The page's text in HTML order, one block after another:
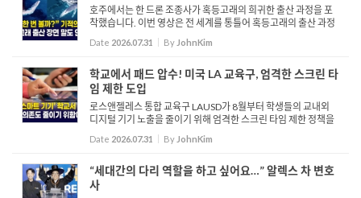
호주에서는 한 드론 조종사가 혹등고래의 희귀한 출산 과정을 포
착했습니다. 이번 영상은 전 세계를 통틀어 혹등고래의 출산 과정
이 온전히 기록된 단 네 번째 사례입니다. 호주 고래 구조 및 연구
단체를 위해 뉴사우스웨일스 북부 연안에서 이동 중인 혹등고...
Date 2026.07.31 By JohnKim
학교에서 패드 압수! 미국 LA 교육구, 엄격한 스크린 타
임 제한 도입
로스앤젤레스 통합 교육구 LAUSD가 8월부터 학생들의 교내외
디지털 기기 노출을 줄이기 위해 엄격한 스크린 타임 제한 정책을
시행합니다. 정책에 따라 유치원부터 1학년 학생들의 교내 기기
사용은 전면 금지되며, 학년이 올라갈수록 점진적으로 허용 시간
Date 2026.07.31 By JohnKim
“세대간의 다리 역할을 하고 싶어요…” 알렉스 차 변호
사